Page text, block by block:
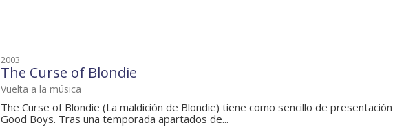
2003
The Curse of Blondie
Vuelta a la música
The Curse of Blondie (La maldición de Blondie) tiene como sencillo de presentación
Good Boys. Tras una temporada apartados de...